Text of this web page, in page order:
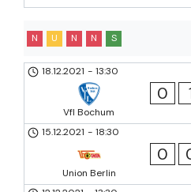
N U N N S
18.12.2021 - 13:30
Vfl Bochum
0
15.12.2021 - 18:30
Union Berlin
0